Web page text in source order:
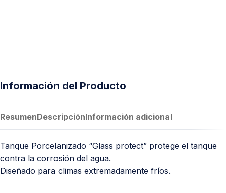
Información del Producto
ResumenDescripciónInformación adicional
Tanque Porcelanizado “Glass protect” protege el tanque
contra la corrosión del agua.
Diseñado para climas extremadamente fríos.